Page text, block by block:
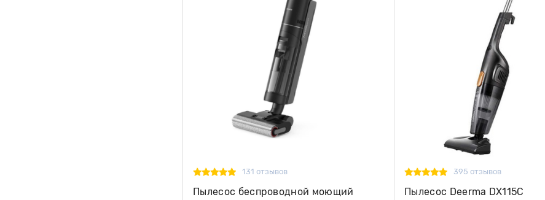
131 отзывов
Пылесос беспроводной моющий
395 отзывов
Пылесос Deerma DX115C